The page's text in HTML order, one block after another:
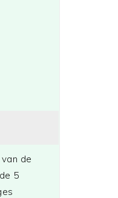
de
5